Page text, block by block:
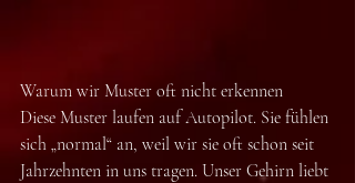
Warum wir Muster oft nicht erkennen
Diese Muster laufen auf Autopilot. Sie fühlen
sich „normal“ an, weil wir sie oft schon seit
Jahrzehnten in uns tragen. Unser Gehirn liebt